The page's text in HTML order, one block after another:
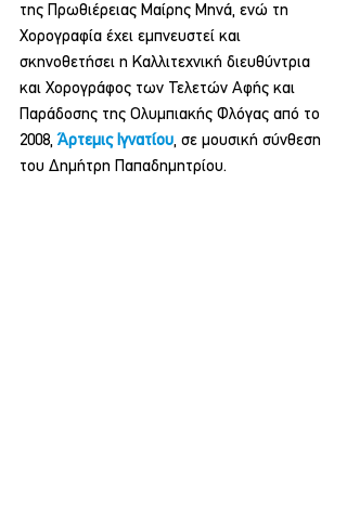
της Πρωθιέρειας Μαίρης Μηνά, ενώ τη
Χορογραφία έχει εμπνευστεί και
σκηνοθετήσει η Καλλιτεχνική διευθύντρια
και Χορογράφος των Τελετών Αφής και
Παράδοσης της Ολυμπιακής Φλόγας από το
2008, Άρτεμις Ιγνατίου, σε μουσική σύνθεση
του Δημήτρη Παπαδημητρίου.